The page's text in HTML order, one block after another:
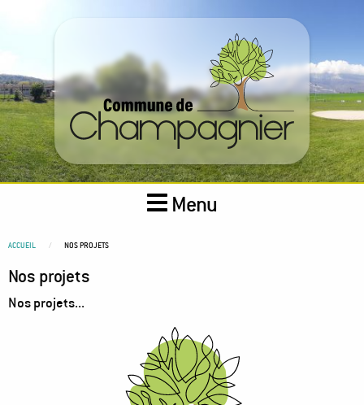
Menu
You
here
ACCUEIL NOS PROJETS
Nos projets
Nos projets...